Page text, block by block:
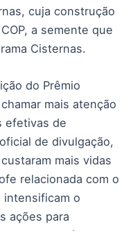
cuja construção
a semente que
Cisternas.
do Prêmio
mais atenção
efetivas de
de divulgação,
mais vidas
relacionada com o
intensificam o
ações para